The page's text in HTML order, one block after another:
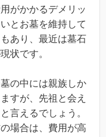
がかかるデメリッ
とお墓を維持して
あり、最近は墓石
状です。
の中には親族しか
すが、先祖と会え
言えるでしょう。
場合は、費用が高